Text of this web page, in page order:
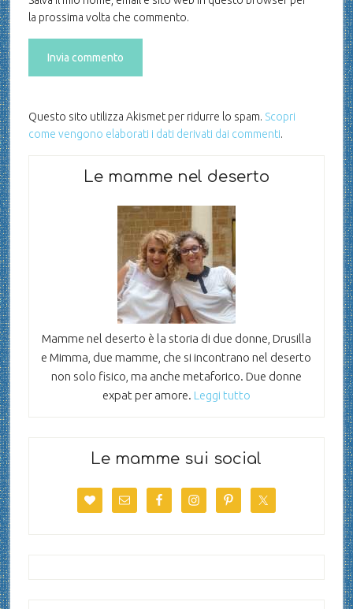
la prossima volta che commento.
Questo sito utilizza Akismet per ridurre lo spam. Scopri
come vengono elaborati i dati derivati dai commenti.
Le mamme nel deserto
Mamme nel deserto è la storia di due donne, Drusilla
e Mimma, due mamme, che si incontrano nel deserto
non solo fisico, ma anche metaforico. Due donne
expat per amore. Leggi tutto
Le mamme sui social